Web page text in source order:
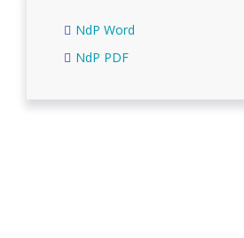
NdP Word
NdP PDF